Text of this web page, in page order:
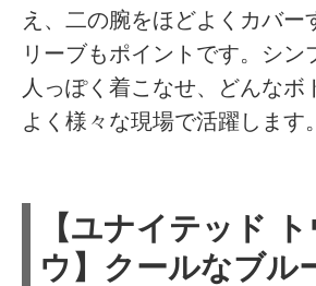
え、二の腕をほどよくカバー
リーブもポイントです。シン
人っぽく着こなせ、どんなボ
よく様々な現場で活躍します。
【ユナイテッド
ウ】クールなブル